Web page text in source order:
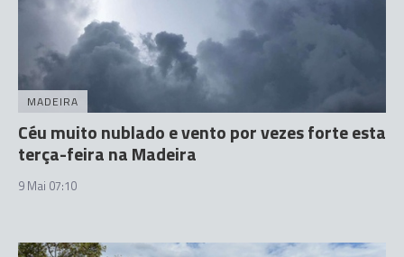
MADEIRA
Céu muito nublado e vento por vezes forte esta
terça-feira na Madeira
9 Mai 07:10